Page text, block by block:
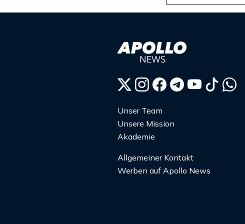
Unser Team
Unsere Mission
Akademie
Allgemeiner Kontakt
Werben auf Apollo News